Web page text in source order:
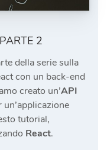
2
della serie sulla
con un back-end
creato un’API
un’applicazione
tutorial,
React.